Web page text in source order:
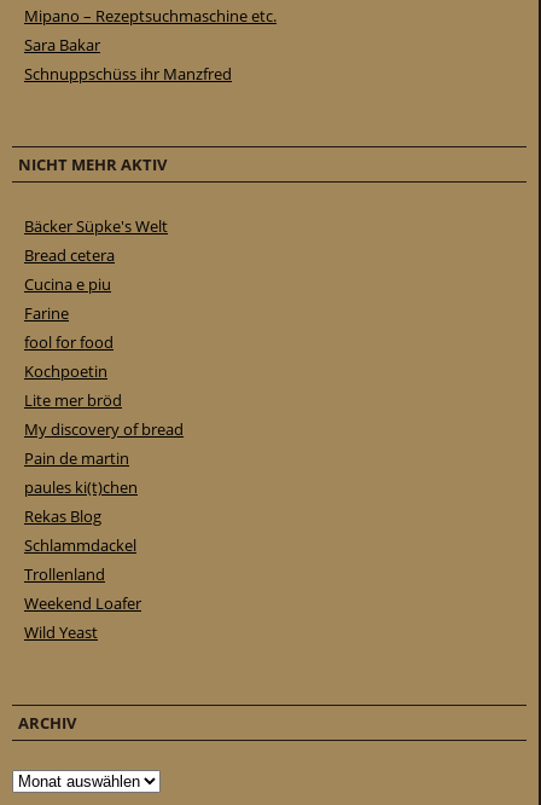
Mipano – Rezeptsuchmaschine etc.
Sara Bakar
Schnuppschüss ihr Manzfred
NICHT MEHR AKTIV
Bäcker Süpke's Welt
Bread cetera
Cucina e piu
Farine
fool for food
Kochpoetin
Lite mer bröd
My discovery of bread
Pain de martin
paules ki(t)chen
Rekas Blog
Schlammdackel
Trollenland
Weekend Loafer
Wild Yeast
ARCHIV
Archiv